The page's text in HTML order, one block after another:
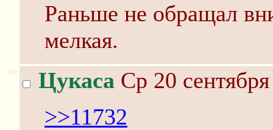
Раньше не обращал
мелкая.
>> Цукаса Ср 20
>>11732